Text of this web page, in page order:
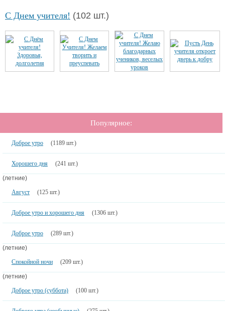
С Днем учителя! (102 шт.)
Популярное:
Доброе утро (1189 шт.)
Хорошего дня (241 шт.)
(летние)
Август
(125 шт.)
Доброе утро и хорошего дня (1306 шт.)
Доброе утро (289 шт.)
(летние)
Спокойной ночи
(209 шт.)
(летние)
Доброе утро (суббота)
(100 шт.)